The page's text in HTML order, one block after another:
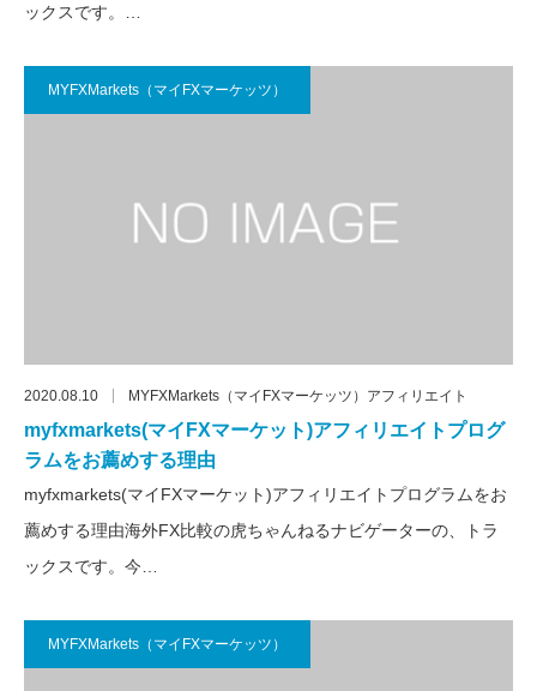
ックスです。…
MYFXMarkets（マイFXマーケッツ）
2020.08.10 MYFXMarkets（マイFXマーケッツ）アフィリエイト
myfxmarkets(マイFXマーケット)アフィリエイトプログ
ラムをお薦めする理由
myfxmarkets(マイFXマーケット)アフィリエイトプログラムをお
薦めする理由海外FX比較の虎ちゃんねるナビゲーターの、トラ
ックスです。今…
MYFXMarkets（マイFXマーケッツ）